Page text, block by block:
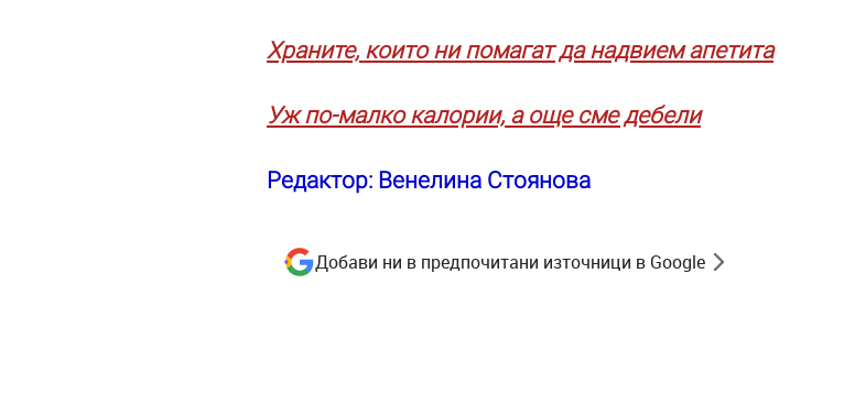
Храните, които ни помагат да надвием апетита
Уж по-малко калории, а още сме дебели
Редактор: Венелина Стоянова
Добави ни в предпочитани източници в Google